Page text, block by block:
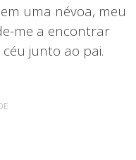
uma névoa, meu
me a encontrar
junto ao pai.